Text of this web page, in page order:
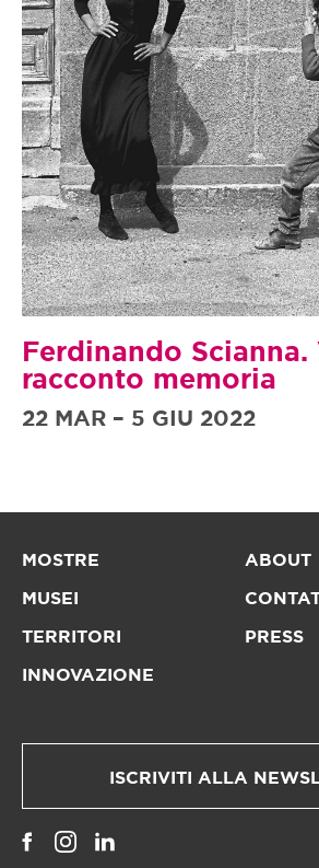
Ferdinando
racconto memoria
22 MAR – 5 GIU 2022
MOSTRE
MUSEI
TERRITORI
INNOVAZIONE
ABOUT
PRESS
ISCRIVITI ALLA